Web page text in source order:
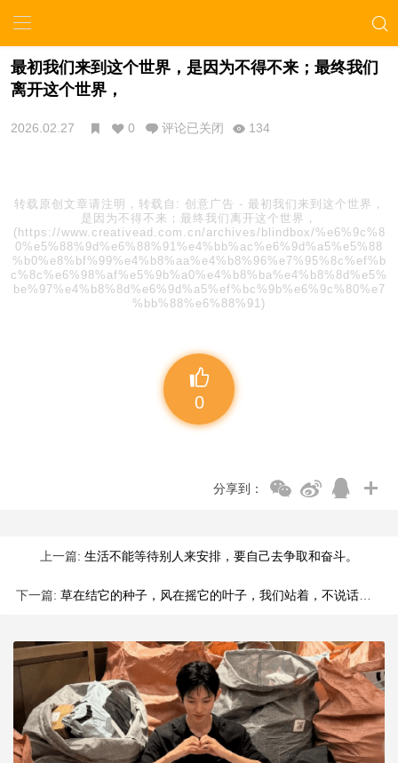
最初我们来到这个世界，是因为不得不来；最终我们
离开这个世界，
2026.02.27 0 评论已关闭 134
转载原创文章请注明，转载自: 创意广告 - 最初我们来到这个世界，
是因为不得不来；最终我们离开这个世界，
(https://www.creativead.com.cn/archives/blindbox/%e6%9c%8
0%e5%88%9d%e6%88%91%e4%bb%ac%e6%9d%a5%e5%88
%b0%e8%bf%99%e4%b8%aa%e4%b8%96%e7%95%8c%ef%b
c%8c%e6%98%af%e5%9b%a0%e4%b8%ba%e4%b8%8d%e5%
be%97%e4%b8%8d%e6%9d%a5%ef%bc%9b%e6%9c%80%e7
%bb%88%e6%88%91)
0
分享到：
上一篇: 生活不能等待别人来安排，要自己去争取和奋斗。
下一篇: 草在结它的种子，风在摇它的叶子，我们站着，不说话，就十分美好